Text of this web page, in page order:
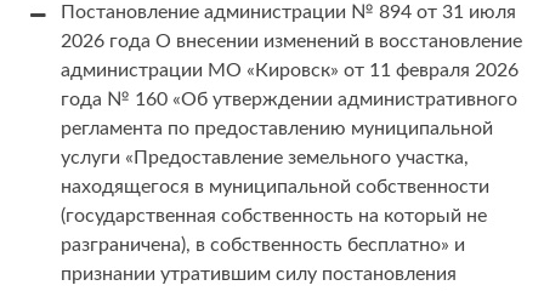
Постановление администрации № 894 от 31 июля
2026 года О внесении изменений в восстановление
администрации МО «Кировск» от 11 февраля 2026
года № 160 «Об утверждении административного
регламента по предоставлению муниципальной
услуги «Предоставление земельного участка,
находящегося в муниципальной собственности
(государственная собственность на который не
разграничена), в собственность бесплатно» и
признании утратившим силу постановления